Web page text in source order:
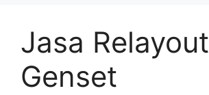
Jasa Relayout
Genset